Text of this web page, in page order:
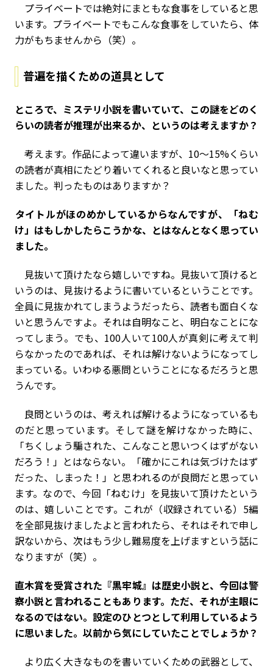
プライベートでは絶対にまともな食事をしていると思
います。プライベートでもこんな食事をしていたら、体
力がもちませんから（笑）。
普遍を描くための道具として
――ところで、ミステリ小説を書いていて、この謎をどのく
らいの読者が推理が出来るか、というのは考えますか？
考えます。作品によって違いますが、10～15%くらい
の読者が真相にたどり着いてくれると良いなと思ってい
ました。判ったものはありますか？
――タイトルがほのめかしているからなんですが、「ねむ
け」はもしかしたらこうかな、とはなんとなく思ってい
ました。
見抜いて頂けたなら嬉しいですね。見抜いて頂けると
いうのは、見抜けるように書いているということです。
全員に見抜かれてしまうようだったら、読者も面白くな
いと思うんですよ。それは自明なこと、明白なことにな
ってしまう。でも、100人いて100人が真剣に考えて判
らなかったのであれば、それは解けないようになってし
まっている。いわゆる悪問ということになるだろうと思
うんです。
良問というのは、考えれば解けるようになっているも
のだと思っています。そして謎を解けなかった時に、
「ちくしょう騙された、こんなこと思いつくはずがない
だろう！」とはならない。「確かにこれは気づけたはず
だった、しまった！」と思われるのが良問だと思ってい
ます。なので、今回「ねむけ」を見抜いて頂けたという
のは、嬉しいことです。これが（収録されている）5編
を全部見抜けましたよと言われたら、それはそれで申し
訳ないから、次はもう少し難易度を上げますという話に
なりますが（笑）。
――直木賞を受賞された『黒牢城』は歴史小説と、今回は警
察小説と言われることもあります。ただ、それが主眼に
なるのではない。設定のひとつとして利用しているよう
に思いました。以前から気にしていたことでしょうか？
より広く大きなものを書いていくための武器として、